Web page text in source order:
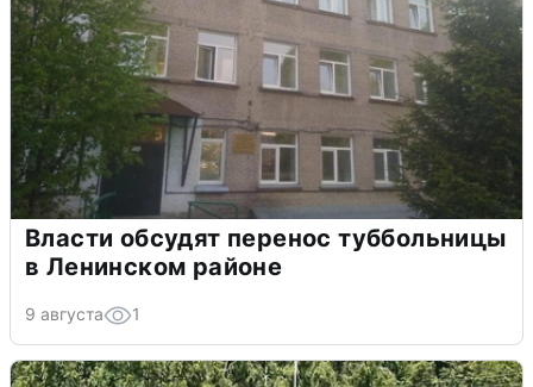
Власти обсудят перенос туббольницы
в Ленинском районе
9 августа 1